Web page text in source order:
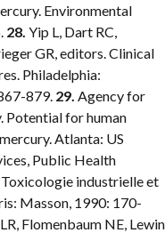
Environmental
28. Yip L, Dart RC,
GR, editors. Clinical
Philadelphia:
879. 29. Agency for
Potential for human
Atlanta: US
Public Health
Toxicologie industrielle et
Masson, 1990: 170-
Flomenbaum NE, Lewin